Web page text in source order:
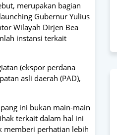
merupakan bagian
Gubernur Yulius
Wilayah Dirjen Bea
instansi terkait
(ekspor perdana
asli daerah (PAD),
ini bukan main-main
terkait dalam hal ini
memberi perhatian lebih